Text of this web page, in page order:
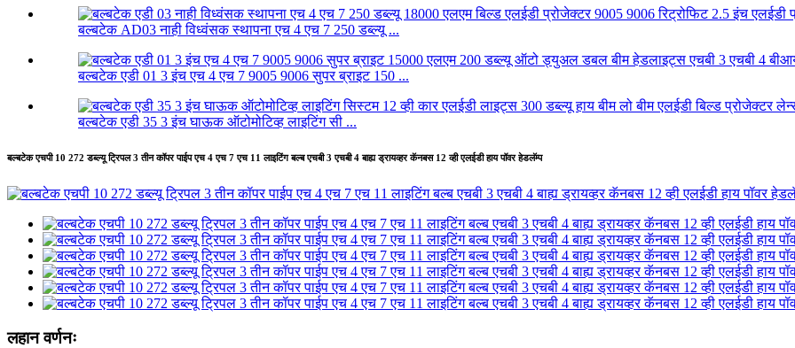
बल्बटेक AD03 नाही विध्वंसक स्थापना एच 4 एच 7 250 डब्ल्यू ...
बल्बटेक एडी 01 3 इंच एच 4 एच 7 9005 9006 सुपर ब्राइट 150 ...
बल्बटेक एडी 35 3 इंच घाऊक ऑटोमोटिव्ह लाइटिंग सी ...
बल्बटेक एचपी 10 272 डब्ल्यू ट्रिपल 3 तीन कॉपर पाईप एच 4 एच 7 एच 11 लाइटिंग बल्ब एचबी 3 एचबी 4 बाह्य ड्रायव्हर कॅनबस 12 व्ही एलईडी हाय पॉवर हेडलॅम्प
लहान वर्णनः